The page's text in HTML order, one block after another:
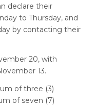
declare their
to Thursday, and
by contacting their
20, with
13.
of three (3)
of seven (7)